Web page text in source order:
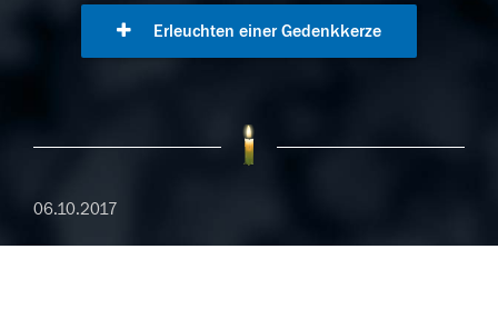
Erleuchten einer Gedenkkerze
06.10.2017